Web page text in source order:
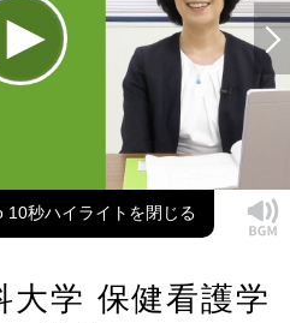
Picture-
in-
Picture
10秒ハイライト
大学 保健看護学